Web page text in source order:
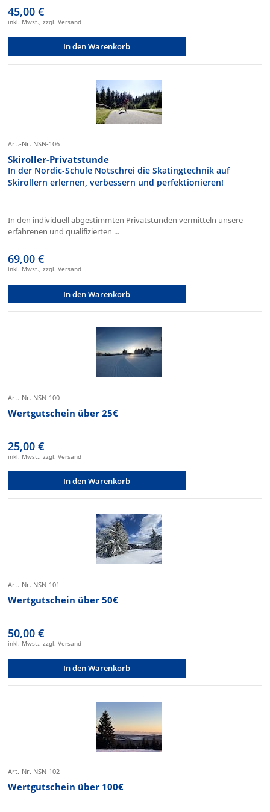
45,00 €
inkl. Mwst., zzgl. Versand
In den Warenkorb
Art.-Nr. NSN-106
Skiroller-Privatstunde
In der Nordic-Schule Notschrei die Skatingtechnik auf
Skirollern erlernen, verbessern und perfektionieren!
In den individuell abgestimmten Privatstunden vermitteln unsere
erfahrenen und qualifizierten ...
69,00 €
inkl. Mwst., zzgl. Versand
In den Warenkorb
Art.-Nr. NSN-100
Wertgutschein über 25€
25,00 €
inkl. Mwst., zzgl. Versand
In den Warenkorb
Art.-Nr. NSN-101
Wertgutschein über 50€
50,00 €
inkl. Mwst., zzgl. Versand
In den Warenkorb
Art.-Nr. NSN-102
Wertgutschein über 100€